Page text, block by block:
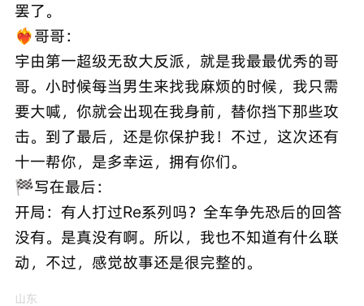
罢了。
❤️‍🔥哥哥：
宇由第一超级无敌大反派，就是我最最优秀的哥
哥。小时候每当男生来找我麻烦的时候，我只需
要大喊，你就会出现在我身前，替你挡下那些攻
击。到了最后，还是你保护我！不过，这次还有
十一帮你，是多幸运，拥有你们。
🏁写在最后：
开局：有人打过Re系列吗？全车争先恐后的回答
没有。是真没有啊。所以，我也不知道有什么联
动，不过，感觉故事还是很完整的。
山东